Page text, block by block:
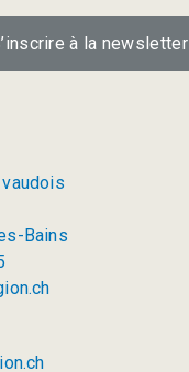
à la newsletter
Bains